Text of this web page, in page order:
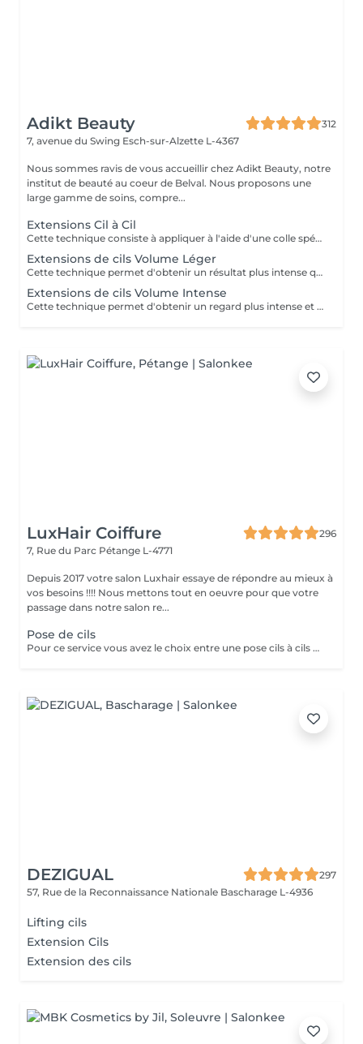
Adikt Beauty
312
7, avenue du Swing Esch-sur-Alzette L-4367
Nous sommes ravis de vous accueillir chez Adikt Beauty, notre
institut de beauté au coeur de Belval. Nous proposons une
large gamme de soins, compre...
Extensions Cil à Cil
Cette technique consiste à appliquer à l'aide d'une colle spécifique une extension de cil sur chacun des cils naturels, donnant un effet plus naturel. Une dépose de cils devra être effectuée si votre dernière pose d'extensions de cils a été réalisée dans un institut extérieur. Sélectionnez la dépose de cils puis la pose d'extensions de cils de votre choix. A savoir pour la pose d'extensions de cils : chaque pose d'extensions de cils est différente, cela dépend du nombre de cils naturels et de la longueur de ceux-ci. La longueur et la courbure des extensions de cils peuvent varier selon la demande. Le remplissage devra être fait au bout de 2 ou 3 semaines selon la tenue des cils qui dépend du cycle naturel des cils ainsi que de leur santé. Une carte bancaire est requise pour ce service mais ne sera débitée qu'en cas de non-présentation sans préavis. Aucun frais ne sera appliqué si vous annulez votre rendez-vous par téléphone ou par vous-même en ligne.
Extensions de cils Volume Léger
Cette technique permet d'obtenir un résultat plus intense que le cil a cil et moins fourni que le volume russe. Une dépose de cils devra être effectuée si votre dernière pose d'extensions de cils a été réalisée dans un institut extérieur. Sélectionnez la dépose de cils puis la pose d'extensions de cils. A savoir pour la pose d'extensions de cils : chaque pose d'extensions de cils est différente, cela dépend du nombre de cils naturels et de la longueur de ceux-ci. La longueur et la courbure des extensions de cils peuvent varier selon la demande. Le remplissage devra être fait au bout de 2 ou 3 semaines selon la tenue des cils qui dépend du cycle naturel des cils ainsi que de leur santé. Une carte bancaire est requise pour ce service mais ne sera débitée qu'en cas de non-présentation sans préavis. Aucun frais ne sera appliqué si vous annulez votre rendez-vous par téléphone ou par vous-même en ligne.
Extensions de cils Volume Intense
Cette technique permet d'obtenir un regard plus intense et dense grâce aux extensions de cils qui sont déposées sur les cils naturels en bouquets. Une dépose de cils devra être effectuée si votre dernière pose d'extensions de cils a été réalisée dans un institut extérieur. Sélectionnez la dépose de cils puis la pose d'extensions de cils de votre choix. Accessible à partir de 18 ans. A savoir pour la pose d'extensions de cils : chaque pose d'extensions de cils est différente, cela dépend du nombre de cils naturels et de la longueur de ceux-ci. La longueur et la courbure des extensions de cils peuvent varier selon la demande. Le remplissage devra être fait au bout de 2 ou 3 semaines selon la tenue des cils qui dépend du cycle naturel des cils ainsi que de leur santé. Une carte bancaire est requise pour ce service mais ne sera débitée qu'en cas de non-présentation sans préavis. Aucun frais ne sera appliqué si vous annulez votre rendez-vous par téléphone ou par vous-même en ligne.
LuxHair Coiffure
296
7, Rue du Parc Pétange L-4771
Depuis 2017 votre salon Luxhair essaye de répondre au mieux à
vos besoins !!!! Nous mettons tout en oeuvre pour que votre
passage dans notre salon re...
Pose de cils
Pour ce service vous avez le choix entre une pose cils à cils pour un rendu très naturel ou une pose de volume Russe pour un résultat plus volumineux
DEZIGUAL
297
57, Rue de la Reconnaissance Nationale Bascharage L-4936
Lifting cils
Extension Cils
Extension des cils